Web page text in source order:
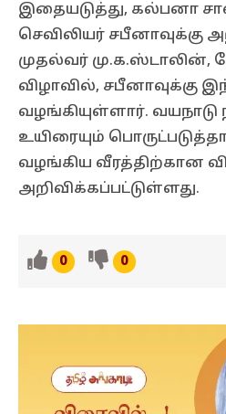
இதையடுத்து, கல்பனா
செவிலியர் சபீனாவுக்கு
முதல்வர் மு.க.ஸ்டாலின்,
விழாவில், சபீனாவுக்கு
வழங்கியுள்ளார். வயநாடு
உயிரையும்
வழங்கிய வீரத்திற்கான
அறிவிக்கப்பட்டுள்ளது.
0 0